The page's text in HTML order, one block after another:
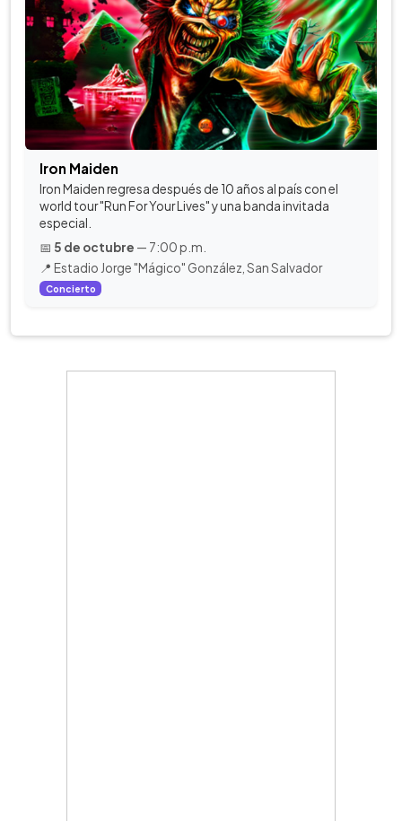
Iron Maiden
Iron Maiden regresa después de 10 años al país con el
world tour "Run For Your Lives" y una banda invitada
especial.
📅 5 de octubre — 7:00 p.m.
📍 Estadio Jorge "Mágico" González, San Salvador
Concierto